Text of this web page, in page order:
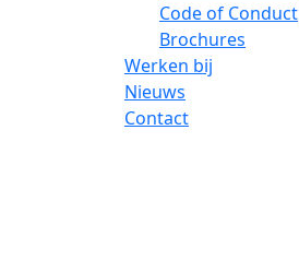
Code of Conduct
Brochures
Werken bij
Nieuws
Contact